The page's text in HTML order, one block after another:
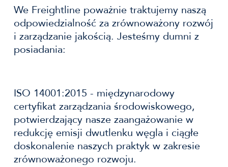
We Freightline poważnie traktujemy naszą
odpowiedzialność za zrównoważony rozwój
i zarządzanie jakością. Jesteśmy dumni z
posiadania:
ISO 14001:2015 - międzynarodowy
certyfikat zarządzania środowiskowego,
potwierdzający nasze zaangażowanie w
redukcję emisji dwutlenku węgla i ciągłe
doskonalenie naszych praktyk w zakresie
zrównoważonego rozwoju.